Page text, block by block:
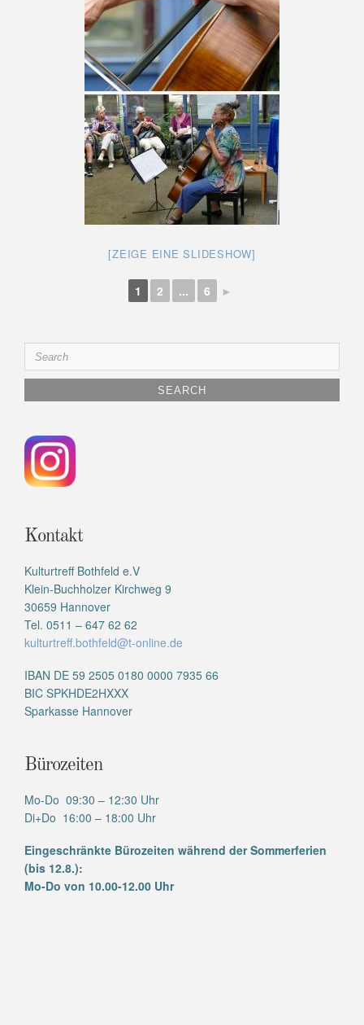
[ZEIGE EINE SLIDESHOW]
1 2 ... 6 ►
Search
for:
Kontakt
Kulturtreff Bothfeld e.V
Klein-Buchholzer Kirchweg 9
30659 Hannover
Tel. 0511 – 647 62 62
kulturtreff.bothfeld@t-online.de
IBAN DE 59 2505 0180 0000 7935 66
BIC SPKHDE2HXXX
Sparkasse Hannover
Bürozeiten
Mo-Do 09:30 – 12:30 Uhr
Di+Do 16:00 – 18:00 Uhr
Eingeschränkte Bürozeiten während der Sommerferien
(bis 12.8.):
Mo-Do von 10.00-12.00 Uhr